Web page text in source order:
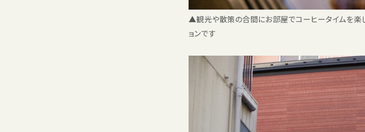
▲観光や散策の合間にお部屋でコーヒータイムを楽
ョンです